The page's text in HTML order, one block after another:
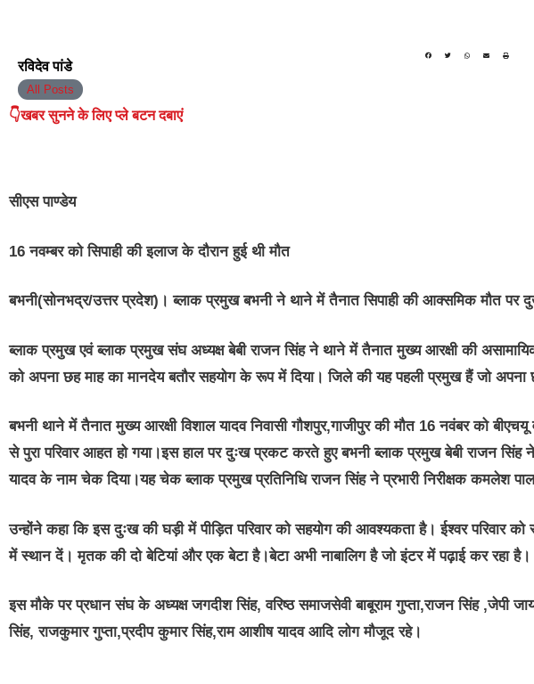
रविदेव पांडे
All Posts
👇खबर सुनने के लिए प्ले बटन दबाएं
सीएस पाण्डेय
16 नवम्बर को सिपाही की इलाज के दौरान हुई थी मौत
बभनी(सोनभद्र/उत्तर प्रदेश)। ब्लाक प्रमुख बभनी ने थाने में तैनात सिपाही की आक्समिक मौत पर
ब्लाक प्रमुख एवं ब्लाक प्रमुख संघ अध्यक्ष बेबी राजन सिंह ने थाने में तैनात मुख्य आरक्षी की
को अपना छह माह का मानदेय बतौर सहयोग के रूप में दिया। जिले की यह पहली प्रमुख हैं जो
बभनी थाने में तैनात मुख्य आरक्षी विशाल यादव निवासी गौशपुर,गाजीपुर की मौत 16 नवंबर को
से पुरा परिवार आहत हो गया।इस हाल पर दुःख प्रकट करते हुए बभनी ब्लाक प्रमुख बेबी राजन सिंह
यादव के नाम चेक दिया।यह चेक ब्लाक प्रमुख प्रतिनिधि राजन सिंह ने प्रभारी निरीक्षक कमलेश
उन्होंने कहा कि इस दुःख की घड़ी में पीड़ित परिवार को सहयोग की आवश्यकता है। ईश्वर परिवार
में स्थान दें। मृतक की दो बेटियां और एक बेटा है।बेटा अभी नाबालिग है जो इंटर में पढ़ाई कर रहा है।
इस मौके पर प्रधान संघ के अध्यक्ष जगदीश सिंह, वरिष्ठ समाजसेवी बाबूराम गुप्ता,राजन सिंह ,जेपी
सिंह, राजकुमार गुप्ता,प्रदीप कुमार सिंह,राम आशीष यादव आदि लोग मौजूद रहे।